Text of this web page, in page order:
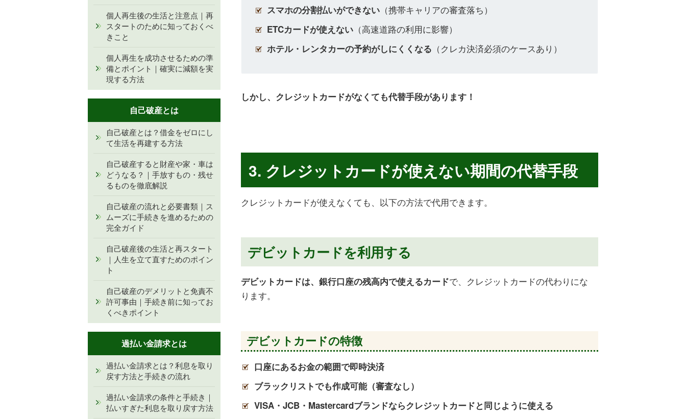
スマホの分割払いができない （携帯キャリアの審査落ち）
ETCカードが使えない （高速道路の利用に影響）
ホテル・レンタカーの予約がしにくくなる （クレカ決済必須のケースあり）
しかし、クレジットカードがなくても代替手段があります！
3. クレジットカードが使えない期間の代替手段
クレジットカードが使えなくても、以下の方法で代用できます。
デビットカードを利用する
デビットカードは、銀行口座の残高内で使えるカードで、クレジットカードの代わりにな
ります。
デビットカードの特徴
口座にあるお金の範囲で即時決済
ブラックリストでも作成可能（審査なし）
VISA・ JCB・ Mastercardブランドならクレジットカードと同じように使える
個人再生後の生活と注意点｜再
スタートのために知っておくべ
きこと
個人再生を成功させるための準
備とポイント｜確実に減額を実
現する方法
自己破産とは
自己破産とは？借金をゼロにし
て生活を再建する方法
自己破産すると財産や家・車は
どうなる？｜手放すもの・残せ
るものを徹底解説
自己破産の流れと必要書類｜ス
ムーズに手続きを進めるための
完全ガイド
自己破産後の生活と再スタート
｜人生を立て直すためのポイン
ト
自己破産のデメリットと免責不
許可事由｜手続き前に知ってお
くべきポイント
過払い金請求とは
過払い金請求とは？利息を取り
戻す方法と手続きの流れ
過払い金請求の条件と手続き｜
払いすぎた利息を取り戻す方法